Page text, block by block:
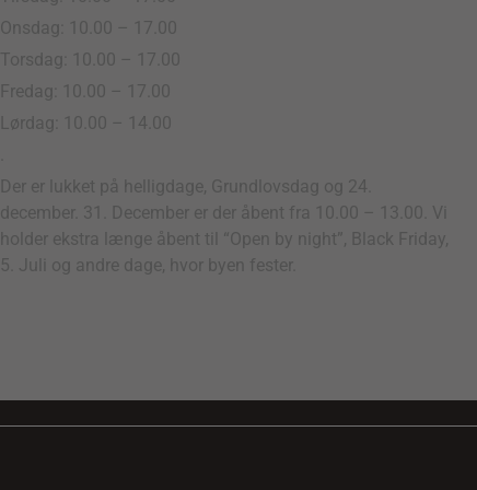
Onsdag: 10.00 – 17.00
Torsdag: 10.00 – 17.00
Fredag: 10.00 – 17.00
Lørdag: 10.00 – 14.00
Der er lukket på helligdage, Grundlovsdag og 24.
december. 31. December er der åbent fra 10.00 – 13.00. Vi
holder ekstra længe åbent til “Open by night”, Black Friday,
5. Juli og andre dage, hvor byen fester.